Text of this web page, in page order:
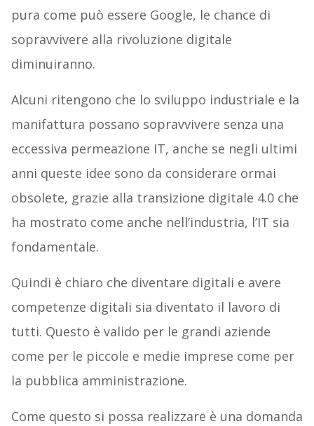
pura come può essere Google, le chance di
sopravvivere alla rivoluzione digitale
diminuiranno.
Alcuni ritengono che lo sviluppo industriale e la
manifattura possano sopravvivere senza una
eccessiva permeazione IT, anche se negli ultimi
anni queste idee sono da considerare ormai
obsolete, grazie alla transizione digitale 4.0 che
ha mostrato come anche nell’industria, l’IT sia
fondamentale.
Quindi è chiaro che diventare digitali e avere
competenze digitali sia diventato il lavoro di
tutti. Questo è valido per le grandi aziende
come per le piccole e medie imprese come per
la pubblica amministrazione.
Come questo si possa realizzare è una domanda